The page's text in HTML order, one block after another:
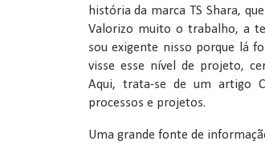
história da marca TS Shara,
Valorizo muito o trabalho, a
sou exigente nisso porque lá
visse esse nível de projeto,
Aqui, trata-se de um artigo
processos e projetos.
Uma grande fonte de